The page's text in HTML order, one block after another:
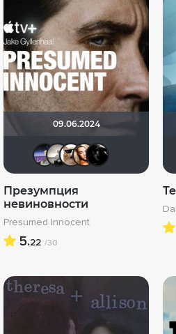
09.06.2024
Доктор
Презумпция
невиновности
Presumed Innocent
5.22 /30